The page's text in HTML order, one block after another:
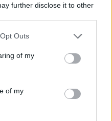
further disclose it to other
uses one or more Google
You may click to
and its third-party tags to
purposes in below Google
Outs
of my
of my